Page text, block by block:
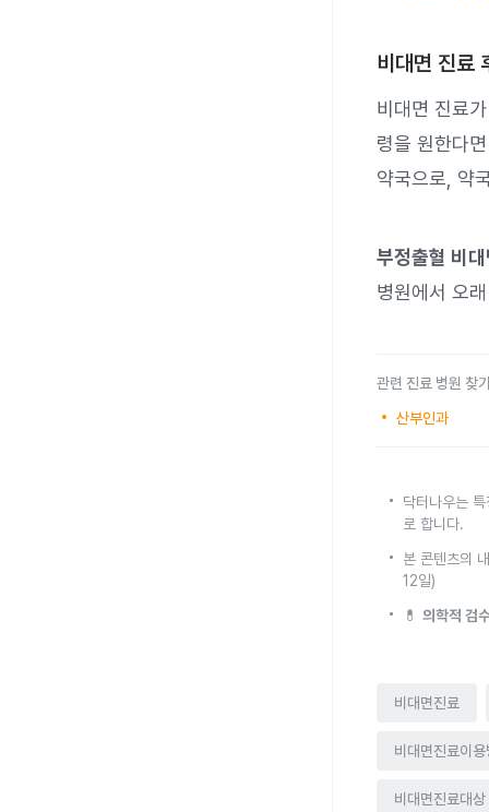
비대면 진료
비대면 진료
령을 원한다
약국으로, 약
부정출혈 비
병원에서 오
관련 진료 병원 찾
산부인과
닥터나우는
로 합니다.
본 콘텐츠의
12일)
💊 의학적 검
비대면진료
비대면진료이
비대면진료대상